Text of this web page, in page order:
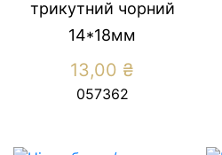
трикутний чорний
14*18мм
13,00 ₴
057362